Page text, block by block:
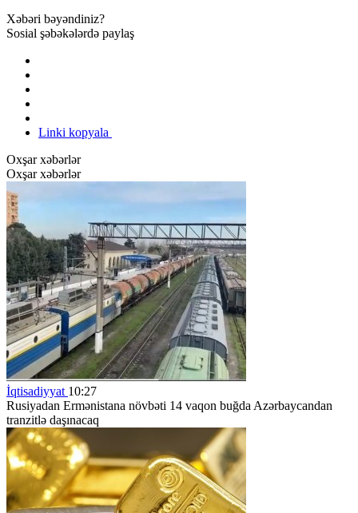
Xəbəri bəyəndiniz?
Sosial şəbəkələrdə paylaş
Linki kopyala
Oxşar xəbərlər
Oxşar xəbərlər
İqtisadiyyat 10:27
Rusiyadan Ermənistana növbəti 14 vaqon buğda Azərbaycandan
tranzitlə daşınacaq